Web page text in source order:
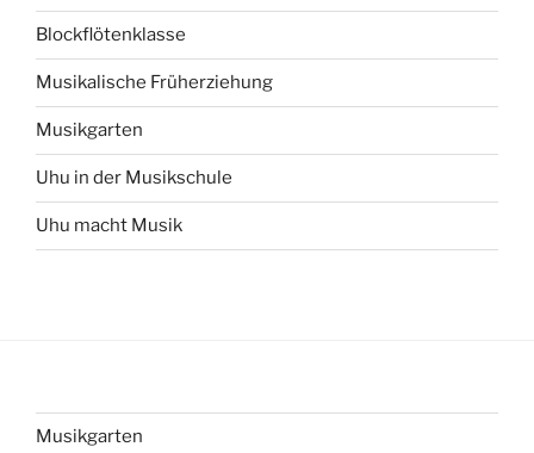
Blockflötenklasse
Musikalische Früherziehung
Musikgarten
Uhu in der Musikschule
Uhu macht Musik
Musikgarten